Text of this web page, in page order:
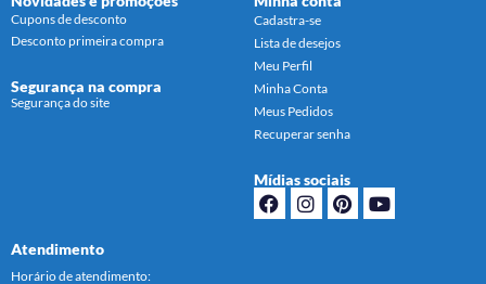
Cupons de desconto
Desconto primeira compra
Segurança na compra
Segurança do site
Cadastra-se
Lista de desejos
Meu Perfil
Minha Conta
Meus Pedidos
Recuperar senha
Mídias sociais
Atendimento
Horário de atendimento: